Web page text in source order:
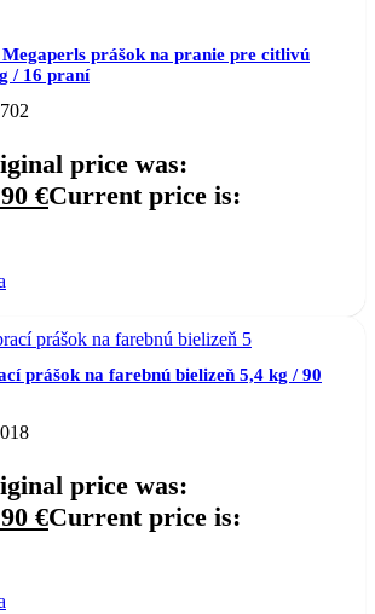
Megaperls prášok na pranie pre citlivú
/ 16 praní
price was:
€Current price is:
prášok na farebnú bielizeň 5,4 kg / 90
price was:
€Current price is: